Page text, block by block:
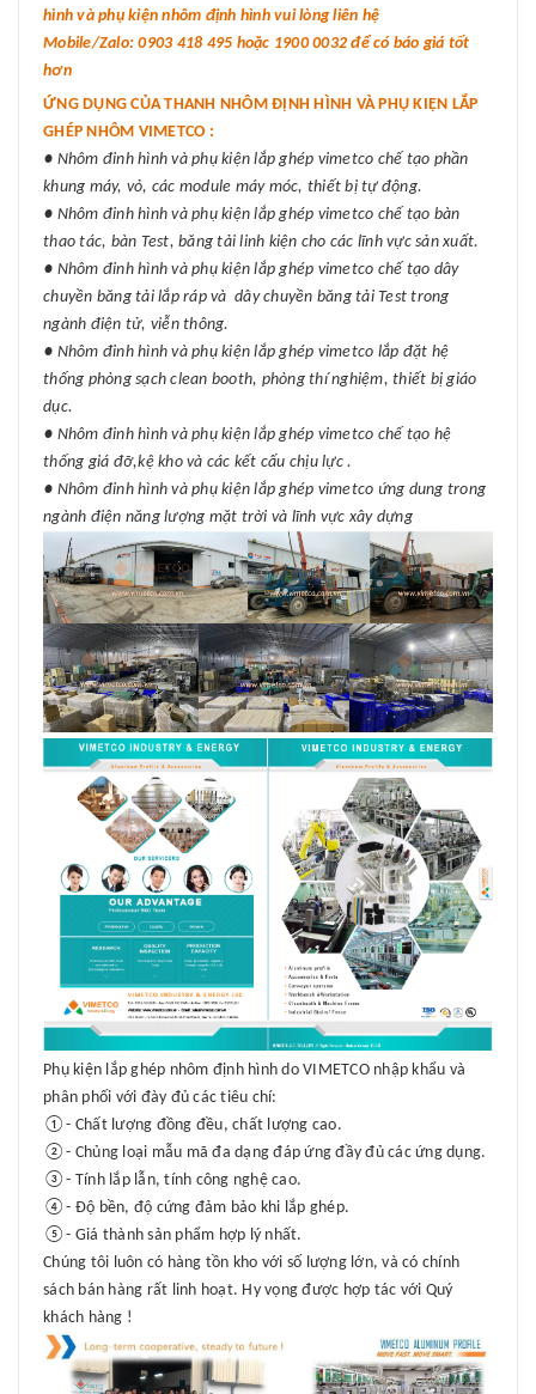
hình và phụ kiện nhôm định hình vui lòng liên hệ
Mobile/Zalo: 0903 418 495 hoặc 1900 0032 để có báo giá tốt
hơn
ỨNG DỤNG CỦA THANH NHÔM ĐỊNH HÌNH VÀ PHỤ KIỆN LẮP
GHÉP NHÔM VIMETCO :
● Nhôm đinh hình và phụ kiện lắp ghép vimetco chế tạo phần
khung máy, vỏ, các module máy móc, thiết bị tự động.
● Nhôm đinh hình và phụ kiện lắp ghép vimetco chế tạo bàn
thao tác, bàn Test, băng tải linh kiện cho các lĩnh vực sản xuất.
● Nhôm đinh hình và phụ kiện lắp ghép vimetco chế tạo dây
chuyền băng tải lắp ráp và dây chuyền băng tải Test trong
ngành điện tử, viễn thông.
● Nhôm đinh hình và phụ kiện lắp ghép vimetco lắp đặt hệ
thống phòng sạch clean booth, phòng thí nghiệm, thiết bị giáo
dục.
● Nhôm đinh hình và phụ kiện lắp ghép vimetco chế tạo hệ
thống giá đỡ,kệ kho và các kết cấu chịu lực .
● Nhôm đinh hình và phụ kiện lắp ghép vimetco ứng dung trong
ngành điện năng lượng mặt trời và lĩnh vực xây dựng
Phụ kiện lắp ghép nhôm định hình do VIMETCOnhập khẩu và
phân phối với đày đủ các tiêu chí:
①- Chất lượng đồng đều, chất lượng cao.
②- Chủng loại mẫu mã đa dạng đáp ứng đầy đủ các ứng dụng.
③- Tính lắp lẫn, tính công nghệ cao.
④- Độ bền, độ cứng đảm bảo khi lắp ghép.
⑤- Giá thành sản phẩm hợp lý nhất.
Chúng tôi luôn có hàng tồn kho với số lượng lớn, và có chính
sách bán hàng rất linh hoạt. Hy vọng được hợp tác với Quý
khách hàng !